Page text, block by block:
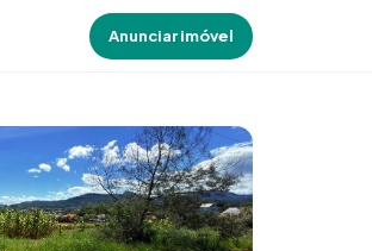
Anunciar imóvel